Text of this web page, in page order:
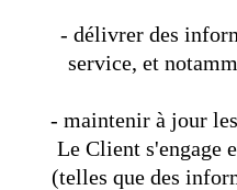
- délivrer des
service, et
- maintenir à jour
Le Client s'engage
(telles que des